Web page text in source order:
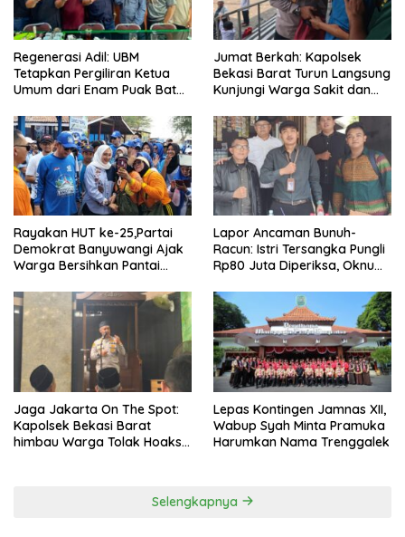
Regenerasi Adil: UBM
Tetapkan Pergiliran Ketua
Umum dari Enam Puak Batak
Jumat Berkah: Kapolsek
Bekasi Barat Turun Langsung
Kunjungi Warga Sakit dan
Rayakan HUT ke-25,Partai
Demokrat Banyuwangi Ajak
Warga Bersihkan Pantai
Lapor Ancaman Bunuh-
Racun: Istri Tersangka Pungli
Rp80 Juta Diperiksa, Oknum
Disdagperin
Jaga Jakarta On The Spot:
Kapolsek Bekasi Barat
himbau Warga Tolak Hoaks
Lepas Kontingen Jamnas XII,
Wabup Syah Minta Pramuka
Harumkan Nama Trenggalek
Selengkapnya